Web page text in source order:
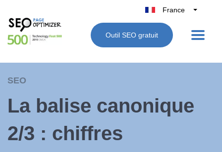
France
Belgique
België
España
Italie
Outil SEO gratuit
SEO
La balise canonique
2/3 : chiffres